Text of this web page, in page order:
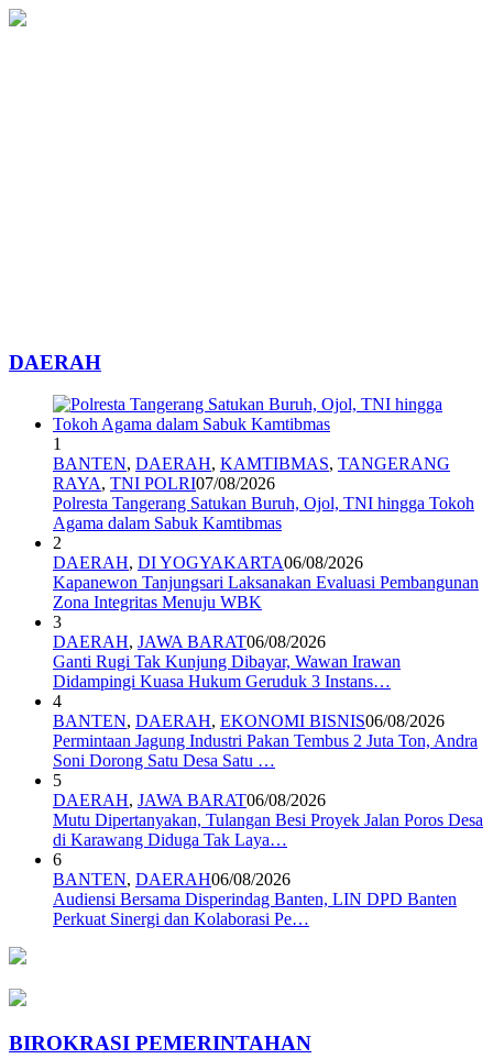
DAERAH
1
BANTEN, DAERAH, KAMTIBMAS, TANGERANG
RAYA, TNI POLRI07/08/2026
Polresta Tangerang Satukan Buruh, Ojol, TNI hingga Tokoh
Agama dalam Sabuk Kamtibmas
2
DAERAH, DI YOGYAKARTA06/08/2026
Kapanewon Tanjungsari Laksanakan Evaluasi Pembangunan
Zona Integritas Menuju WBK
3
DAERAH, JAWA BARAT06/08/2026
Ganti Rugi Tak Kunjung Dibayar, Wawan Irawan
Didampingi Kuasa Hukum Geruduk 3 Instans…
4
BANTEN, DAERAH, EKONOMI BISNIS06/08/2026
Permintaan Jagung Industri Pakan Tembus 2 Juta Ton, Andra
Soni Dorong Satu Desa Satu …
5
DAERAH, JAWA BARAT06/08/2026
Mutu Dipertanyakan, Tulangan Besi Proyek Jalan Poros Desa
di Karawang Diduga Tak Laya…
6
BANTEN, DAERAH06/08/2026
Audiensi Bersama Disperindag Banten, LIN DPD Banten
Perkuat Sinergi dan Kolaborasi Pe…
BIROKRASI PEMERINTAHAN